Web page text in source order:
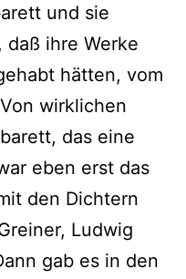
und sie
ihre Werke
hätten, vom
wirklichen
das eine
eben erst das
den Dichtern
Ludwig
gab es in den